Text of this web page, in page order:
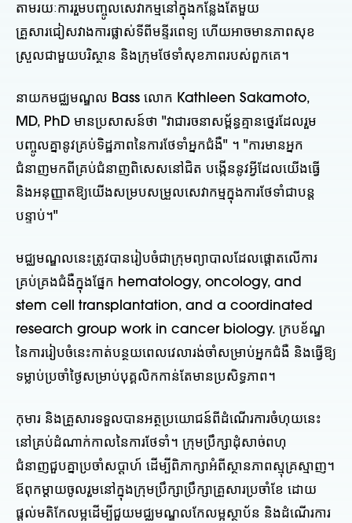
តាមរយៈការរួមបញ្ចូលសេវាកម្មនៅក្នុងកន្លែងតែមួយ
គ្រួសារជៀសវាងការផ្លាស់ទីពីមន្ទីរពេទ្យ ហើយអាចមានភាពសុខ
ស្រួលជាមួយបរិស្ថាន និងក្រុមថែទាំសុខភាពរបស់ពួកគេ។
នាយកមជ្ឈមណ្ឌល Bass លោក Kathleen Sakamoto,
MD, PhD មានប្រសាសន៍ថា "វាជារចនាសម្ព័ន្ធគ្មានថ្នេរដែលរួម
បញ្ចូលគ្នានូវគ្រប់ទិដ្ឋភាពនៃការថែទាំអ្នកជំងឺ" ។ "ការមានអ្នក
ជំនាញមកពីគ្រប់ជំនាញពិសេសនៅជិត បង្កើននូវអ្វីដែលយើងធ្វើ
និងអនុញ្ញាតឱ្យយើងសម្របសម្រួលសេវាកម្មក្នុងការថែទាំជាបន្ត
បន្ទាប់។"
មជ្ឈមណ្ឌលនេះត្រូវបានរៀបចំជាក្រុមព្យាបាលដែលផ្តោតលើការ
គ្រប់គ្រងជំងឺក្នុងផ្នែក hematology, oncology, and
stem cell transplantation, and a coordinated
research group work in cancer biology. ក្របខ័ណ្ឌ
នៃការរៀបចំនេះកាត់បន្ថយពេលវេលារង់ចាំសម្រាប់អ្នកជំងឺ និងធ្វើឱ្យ
ទម្លាប់ប្រចាំថ្ងៃសម្រាប់បុគ្គលិកកាន់តែមានប្រសិទ្ធភាព។
កុមារ និងគ្រួសារទទួលបានអត្ថប្រយោជន៍ពីដំណើរការចំហុយនេះ
នៅគ្រប់ដំណាក់កាលនៃការថែទាំ។ ក្រុមប្រឹក្សាដុំសាច់ពហុ
ជំនាញជួបគ្នាប្រចាំសប្តាហ៍ ដើម្បីពិភាក្សាអំពីស្ថានភាពស្មុគ្រស្មាញ។
ឪពុកម្តាយចូលរួមនៅក្នុងក្រុមប្រឹក្សាប្រឹក្សាគ្រួសារប្រចាំខែ ដោយ
ផ្តល់មតិកែលម្អដើម្បីជួយមជ្ឈមណ្ឌលកែលម្អស្ថាប័ន និងដំណើរការ